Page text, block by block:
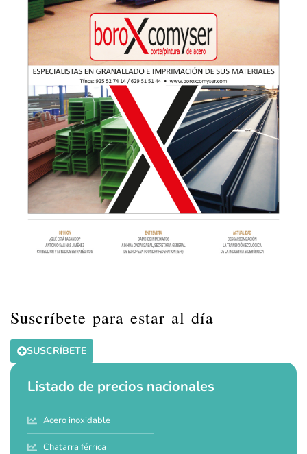
Suscríbete para estar al día
SUSCRÍBETE
Listado de precios nacionales
Acero inoxidable
Chatarra férrica